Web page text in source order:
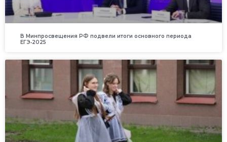
В Минпросвещения РФ подвели итоги основного периода
ЕГЭ‑2025